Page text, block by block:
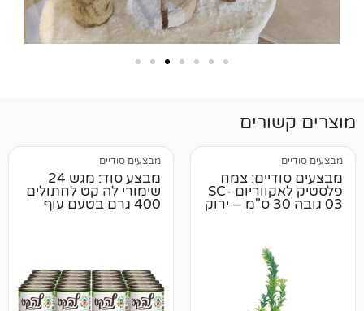
צמח
פלסטיק לאקווריום SC-
03 גובה 30 ס"מ – ירוק
מבצע סוד: מגש 24
שימורי לה קט לחתולים
400 גרם בטעם עוף